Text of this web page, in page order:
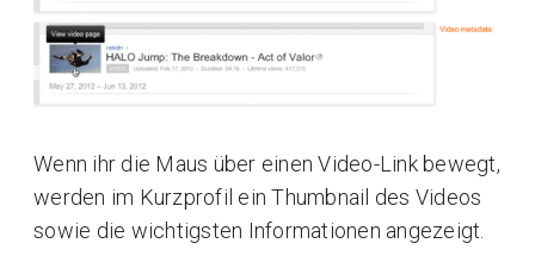
Wenn ihr die Maus über einen Video-Link bewegt,
werden im Kurzprofil ein Thumbnail des Videos
sowie die wichtigsten Informationen angezeigt.